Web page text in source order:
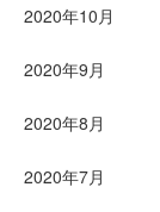
2020年10月
2020年9月
2020年8月
2020年7月